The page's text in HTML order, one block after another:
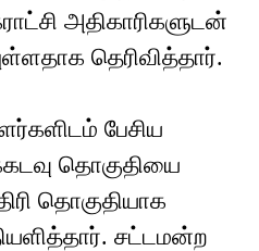
அதிகாரிகளுடன்
தெரிவித்தார்.
பேசிய
தொகுதியை
தொகுதியாக
சட்டமன்ற